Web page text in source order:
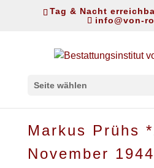
Tag & Nacht
info@von-
Seite wählen
Markus Prühs
November